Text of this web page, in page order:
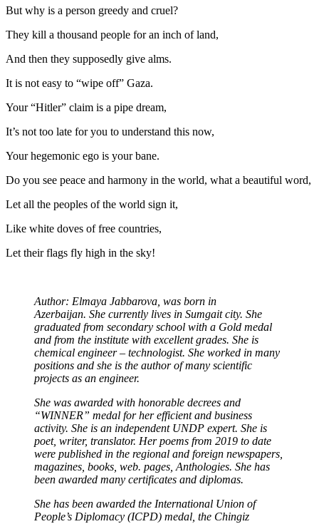
But why is a person greedy and cruel?
They kill a thousand people for an inch of land,
And then they supposedly give alms.
It is not easy to “wipe off” Gaza.
Your “Hitler” claim is a pipe dream,
It’s not too late for you to understand this now,
Your hegemonic ego is your bane.
Do you see peace and harmony in the world, what a beautiful word,
Let all the peoples of the world sign it,
Like white doves of free countries,
Let their flags fly high in the sky!
Author: Elmaya Jabbarova, was born in
Azerbaijan. She currently lives in Sumgait city. She
graduated from secondary school with a Gold medal
and from the institute with excellent grades. She is
chemical engineer – technologist. She worked in many
positions and she is the author of many scientific
projects as an engineer.
She was awarded with honorable decrees and
“WINNER” medal for her efficient and business
activity. She is an independent UNDP expert. She is
poet, writer, translator. Her poems from 2019 to date
were published in the regional and foreign newspapers,
magazines, books, web. pages, Anthologies. She has
been awarded many certificates and diplomas.
She has been awarded the International Union of
People’s Diplomacy (ICPD) medal, the Chingiz